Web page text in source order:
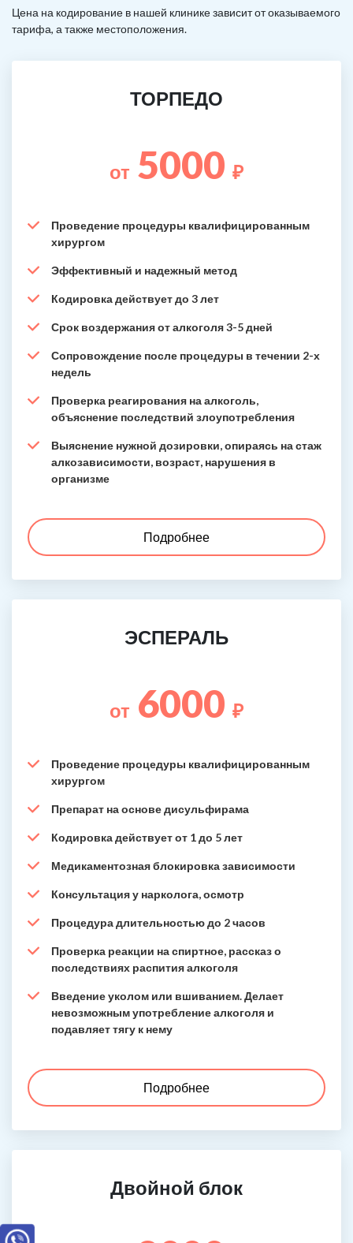
Цена на кодирование в нашей клинике зависит от оказываемого
тарифа, а также местоположения.
ТОРПЕДО
от 5000 ₽
Проведение процедуры квалифицированным
хирургом
Эффективный и надежный метод
Кодировка действует до 3 лет
Срок воздержания от алкоголя 3-5 дней
Сопровождение после процедуры в течении 2-х
недель
Проверка реагирования на алкоголь,
объяснение последствий злоупотребления
Выяснение нужной дозировки, опираясь на стаж
алкозависимости, возраст, нарушения в
организме
Подробнее
ЭСПЕРАЛЬ
от 6000 ₽
Проведение процедуры квалифицированным
хирургом
Препарат на основе дисульфирама
Кодировка действует от 1 до 5 лет
Медикаментозная блокировка зависимости
Консультация у нарколога, осмотр
Процедура длительностью до 2 часов
Проверка реакции на спиртное, рассказ о
последствиях распития алкоголя
Введение уколом или вшиванием. Делает
невозможным употребление алкоголя и
подавляет тягу к нему
Подробнее
Двойной блок